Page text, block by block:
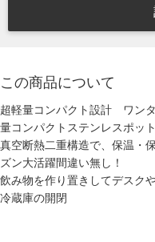
この商品について
超軽量コンパクト設計 ワン
量コンパクトステンレスポッ
真空断熱二重構造で、保温・
ズン大活躍間違い無し！
飲み物を作り置きしてデスク
冷蔵庫の開閉